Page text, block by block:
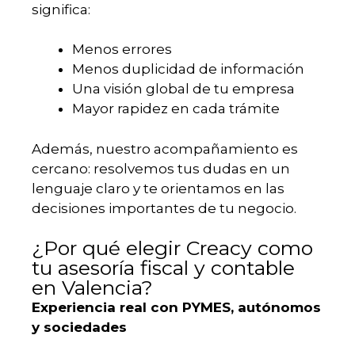
significa:
Menos errores
Menos duplicidad de información
Una visión global de tu empresa
Mayor rapidez en cada trámite
Además, nuestro acompañamiento es
cercano: resolvemos tus dudas en un
lenguaje claro y te orientamos en las
decisiones importantes de tu negocio.
¿Por qué elegir Creacy como
tu asesoría fiscal y contable
en Valencia?
Experiencia real con PYMES, autónomos
y sociedades